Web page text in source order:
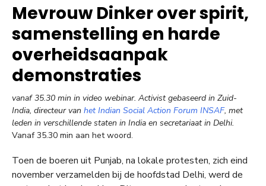
Mevrouw Dinker over spirit,
samenstelling en harde
overheidsaanpak
demonstraties
vanaf 35.30 min in video webinar. Activist gebaseerd in Zuid-
India, directeur van het Indian Social Action Forum INSAF, met
leden in verschillende staten in India en secretariaat in Delhi.
Vanaf 35.30 min aan het woord.
Toen de boeren uit Punjab, na lokale protesten, zich eind
november verzamelden bij de hoofdstad Delhi, werd de